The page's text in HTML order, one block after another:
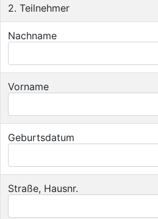
2. Teilnehmer
Nachname
Vorname
Geburtsdatum
Straße, Hausnr.